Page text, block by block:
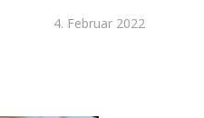
4. Februar 2022